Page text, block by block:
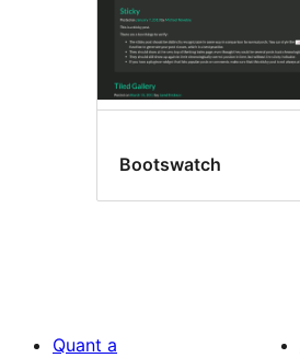
Bootswatch
Quant a